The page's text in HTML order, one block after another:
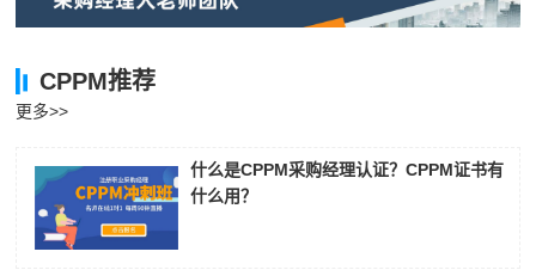
李** 186****1426 2026-08-07
王**
189****5794 2026-08-06
李*
CPPM推荐
更多>>
什么是CPPM采购经理认证？CPPM证书有
什么用？